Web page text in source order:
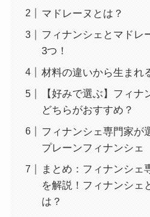
マドレーヌとは？
フィナンシェとマドレ
3つ！
材料の違いから生まれ
【好みで選ぶ】フィ
どちらがおすすめ？
フィナンシェ専門家が
プレーンフィナンシェ
まとめ：フィナンシェ
を解説！フィナンシェ
は？